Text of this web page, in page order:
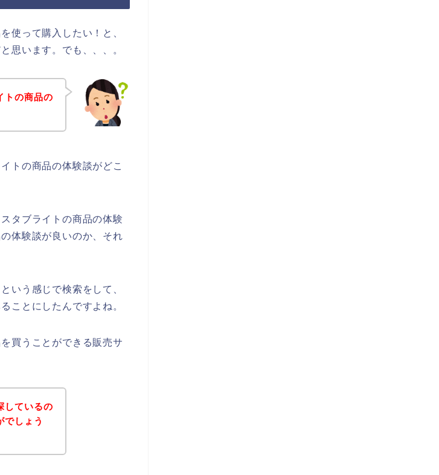
使って購入したい！と、
思います。でも、、、。
トの商品の
トの商品の体験談がどこ
タブライトの商品の体験
体験談が良いのか、それ
いう感じで検索をして、
ことにしたんですよね。
買うことができる販売サ
しているの
でしょう